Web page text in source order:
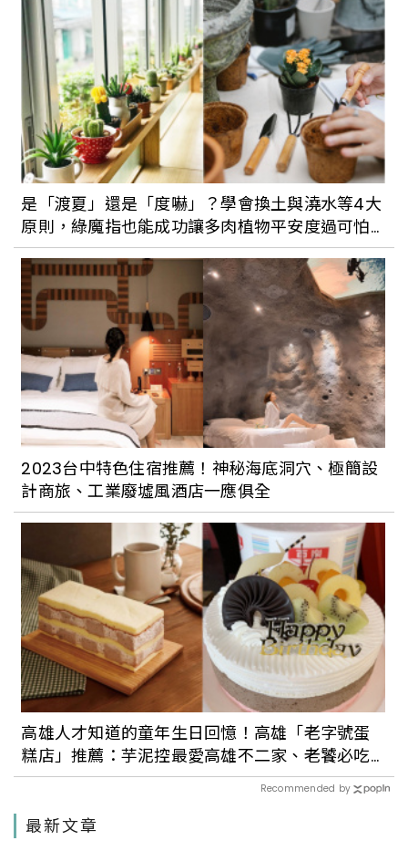
是「渡夏」還是「度嚇」？學會換土與澆水等4大
原則，綠魔指也能成功讓多肉植物平安度過可怕
的夏天！
2023台中特色住宿推薦！神秘海底洞穴、極簡設
計商旅、工業廢墟風酒店一應俱全
高雄人才知道的童年生日回憶！高雄「老字號蛋
糕店」推薦：芋泥控最愛高雄不二家、老饕必吃
百樂冰淇淋蛋糕
Recommended by
最新文章